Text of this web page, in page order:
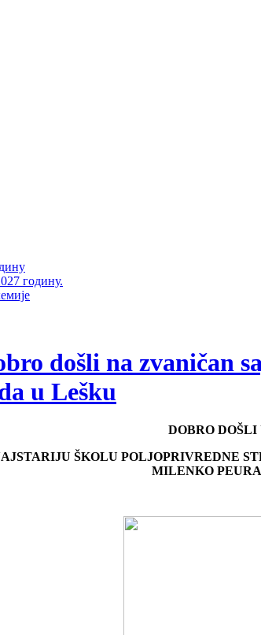
годину.
došli na zvaničan
u Lešku
DOBRO
ŠKOLU POLJOPRIVREDNE
MILENKO